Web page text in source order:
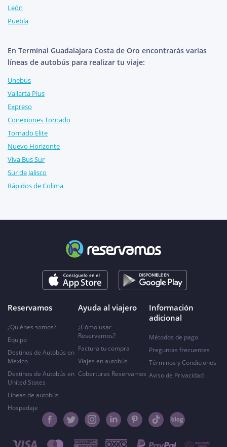
León
Puebla
En Terminal Guadalajara Costa de Oro encontrarás varias
líneas de autobús para realizar tu viaje:
Unebus
Vallarta Plus
Expreso
Conexiones Tornado
Tornado Elite
Nuevo Horizonte
Viva Bus Sur
Sur de Jalisco
Rápidos de Colima
Reservamos
¿Quiénes somos?
Equipo
Destinos de Autobús en
México
Destinos de Autobús en
United States
Líneas de autobús
Hospedaje
Ayuda al viajero
¿Cómo usar
Reservamos?
Factura tu compra
Viajes en autobús
Coberturas Reservamos
Información
adicional
Métodos de pago
Preguntas frecuentes
Términos y Condiciones
Aviso de Privacidad